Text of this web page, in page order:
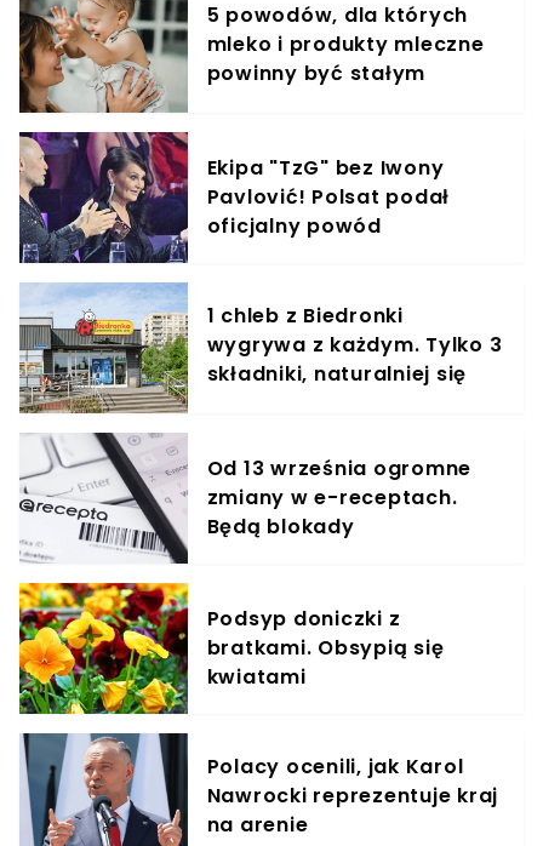
5 powodów, dla których
mleko i produkty mleczne
powinny być stałym
Ekipa "TzG" bez Iwony
Pavlović! Polsat podał
oficjalny powód
1 chleb z Biedronki
wygrywa z każdym. Tylko 3
składniki, naturalniej się
Od 13 września ogromne
zmiany w e-receptach.
Będą blokady
Podsyp doniczki z
bratkami. Obsypią się
kwiatami
Polacy ocenili, jak Karol
Nawrocki reprezentuje kraj
na arenie